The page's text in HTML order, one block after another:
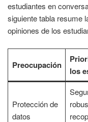
estudiantes en
siguiente tabla resume
opiniones de los
Preocupación
los
Protección de
datos